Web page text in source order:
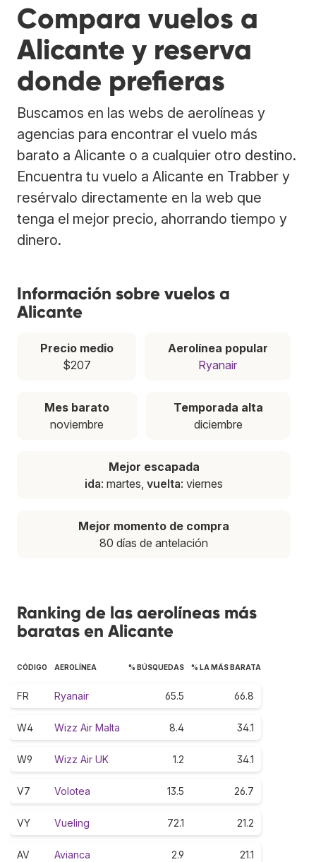
Compara vuelos a
Alicante y reserva
donde prefieras
Buscamos en las webs de aerolíneas y
agencias para encontrar el vuelo más
barato a Alicante o a cualquier otro destino.
Encuentra tu vuelo a Alicante en Trabber y
resérvalo directamente en la web que
tenga el mejor precio, ahorrando tiempo y
dinero.
Información sobre vuelos a
Alicante
Precio medio
$207
Aerolínea popular
Ryanair
Mes barato
noviembre
Temporada alta
diciembre
Mejor escapada
ida: martes, vuelta: viernes
Mejor momento de compra
80 días de antelación
Ranking de las aerolíneas más
baratas en Alicante
CÓDIGO AEROLÍNEA % BÚSQUEDAS % LA MÁS BARATA
FR Ryanair 65.5 66.8
W4 Wizz Air Malta 8.4 34.1
W9 Wizz Air UK 1.2 34.1
V7 Volotea 13.5 26.7
VY Vueling 72.1 21.2
AV Avianca 2.9 21.1